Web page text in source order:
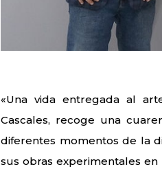
«Una vida entregada al
Cascales, recoge una
diferentes momentos de la
sus obras experimentales